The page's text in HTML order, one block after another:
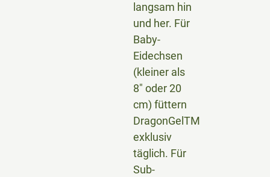
langsam hin
und her. Für
Baby-
Eidechsen
(kleiner als
8″ oder 20
cm) füttern
DragonGelTM
exklusiv
täglich. Für
Sub-